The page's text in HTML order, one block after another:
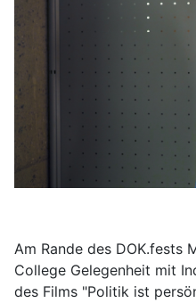
Am Rande des DOK.fests
College Gelegenheit mit
des Films "Politik ist